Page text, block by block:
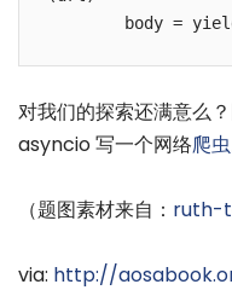
对我们的探索还满意么
asyncio 写一个网络爬虫
（题图素材来自： ruth-
via: http://